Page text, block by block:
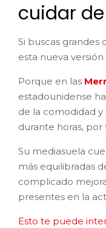
cuidar
Si buscas grandes
esta nueva
Porque en las
estadounidense
de la comodidad
durante horas, por
Su mediasuela
más equilibradas
complicado
presentes en la
Esto te puede